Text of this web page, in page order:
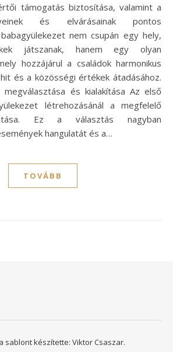
támogatás biztosítása, valamint a
és elvárásainak pontos
nem csupán egy hely,
játszanak, hanem egy olyan
hozzájárul a családok harmonikus
és a közösségi értékek átadásához.
megválasztása és kialakítása Az első
létrehozásánál a megfelelő
Ez a választás nagyban
hangulatát és a…
TOVÁBB
sablont készítette: Viktor Csaszar.